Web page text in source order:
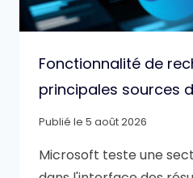
Fonctionnalité de
principales sources
Publié le 5 août 2026
Microsoft teste une